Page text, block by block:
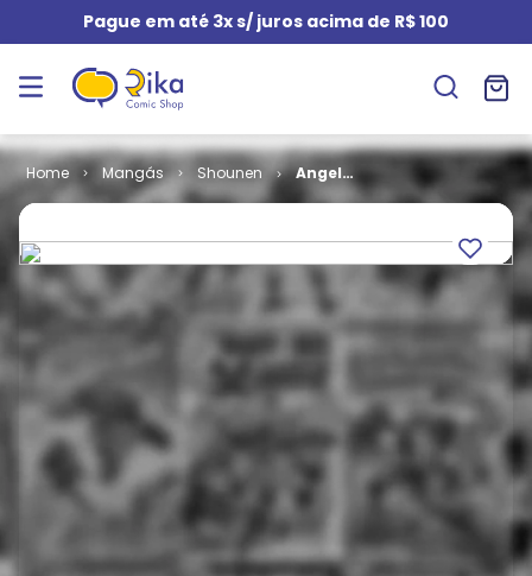
Pague em até 3x s/ juros acima de R$ 100
Mangás Shounen
Angel
Sanctuary #